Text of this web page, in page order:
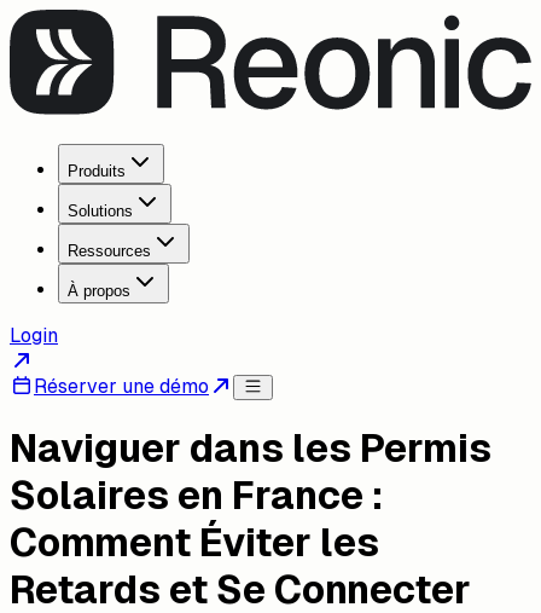
Produits
Solutions
Ressources
À propos
Login
Réserver une démo
Naviguer dans les Permis
Solaires en France :
Comment Éviter les
Retards et Se Connecter